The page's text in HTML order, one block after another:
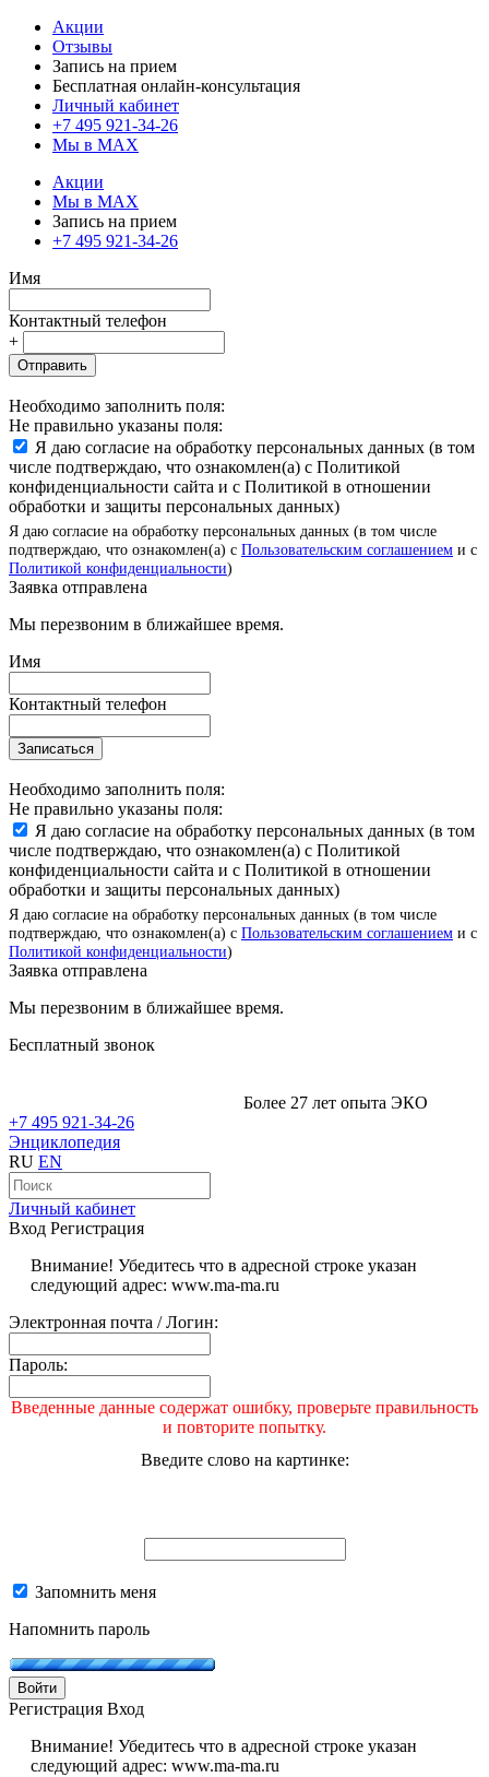
Акции
Отзывы
Запись на прием
Бесплатная онлайн-консультация
Личный кабинет
+7 495 921-34-26
Мы в MAX
Акции
Мы в MAX
Запись на прием
+7 495 921-34-26
Имя
Контактный телефон
+
Отправить
Необходимо заполнить поля:
Не правильно указаны поля:
Я даю согласие на обработку персональных данных (в том
числе подтверждаю, что ознакомлен(а) с Политикой
конфиденциальности сайта и с Политикой в отношении
обработки и защиты персональных данных)
Я даю согласие на обработку персональных данных (в том числе
подтверждаю, что ознакомлен(а) с Пользовательским соглашением и с
Политикой конфиденциальности)
Заявка отправлена
Мы перезвоним в ближайшее время.
Имя
Контактный телефон
Записаться
Необходимо заполнить поля:
Не правильно указаны поля:
Я даю согласие на обработку персональных данных (в том
числе подтверждаю, что ознакомлен(а) с Политикой
конфиденциальности сайта и с Политикой в отношении
обработки и защиты персональных данных)
Я даю согласие на обработку персональных данных (в том числе
подтверждаю, что ознакомлен(а) с Пользовательским соглашением и с
Политикой конфиденциальности)
Заявка отправлена
Мы перезвоним в ближайшее время.
Бесплатный звонок
Более 27 лет опыта ЭКО
+7 495 921-34-26
Энциклопедия
RU EN
Личный кабинет
Вход Регистрация
Внимание! Убедитесь что в адресной строке указан
следующий адрес: www.ma-ma.ru
Электронная почта / Логин:
Пароль:
Введенные данные содержат ошибку, проверьте правильность
и повторите попытку.
Введите слово на картинке:
Запомнить меня
Напомнить пароль
Войти
Регистрация Вход
Внимание! Убедитесь что в адресной строке указан
следующий адрес: www.ma-ma.ru